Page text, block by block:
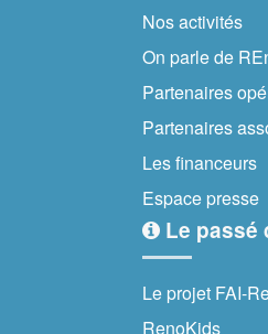
Nos activités
On parle de
Partenaires
Partenaires
Les financeurs
Espace presse
Le passé
Le projet FAI-
RenoKids